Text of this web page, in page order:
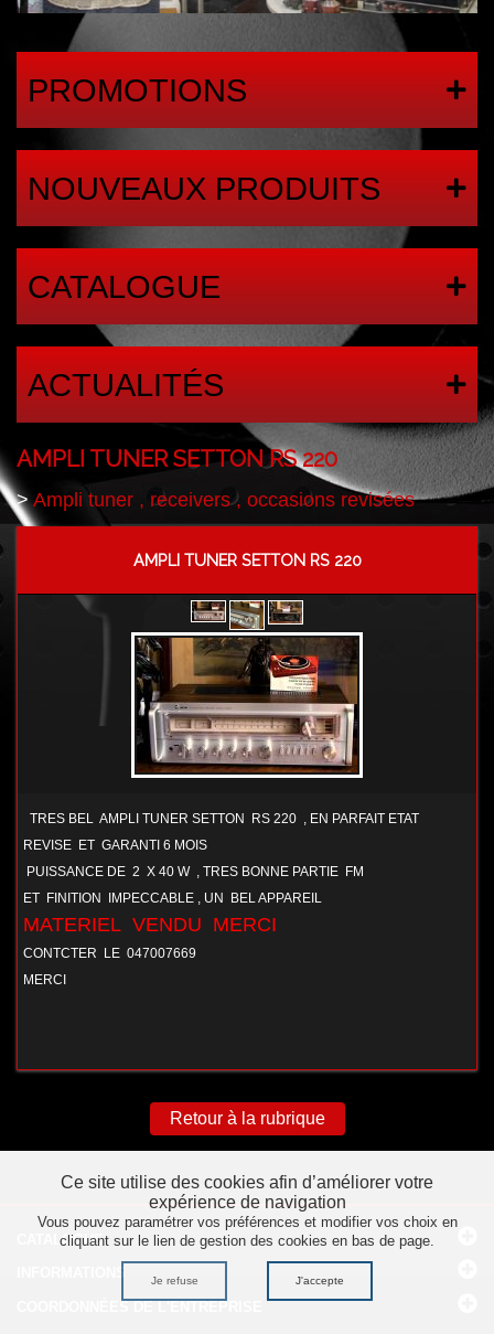
PROMOTIONS
NOUVEAUX PRODUITS
CATALOGUE
ACTUALITÉS
AMPLI TUNER SETTON RS 220
>Ampli tuner , receivers , occasions revisées
AMPLI TUNER SETTON RS 220
TRES BEL AMPLI TUNER SETTON RS 220 , EN PARFAIT ETAT
REVISE ET GARANTI 6 MOIS
PUISSANCE DE 2 X 40 W , TRES BONNE PARTIE FM
ET FINITION IMPECCABLE , UN BEL APPAREIL
MATERIEL VENDU MERCI
CONTCTER LE 047007669
MERCI
Retour à la rubrique
CATALOGUE
Ce site utilise des cookies afin d’améliorer votre
expérience de navigation
Vous pouvez paramétrer vos préférences et modifier vos choix en
cliquant sur le lien de gestion des cookies en bas de page.
Je refuse J'accepte